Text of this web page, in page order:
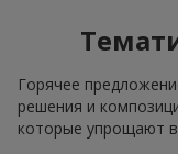
Горячее
решения и
которые упрощают